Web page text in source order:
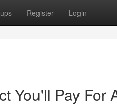
Register Login
You'll Pay For